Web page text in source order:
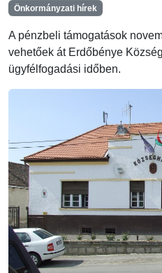
Önkormányzati hírek
A pénzbeli támogatások
vehetőek át Erdőbénye
ügyfélfogadási időben.